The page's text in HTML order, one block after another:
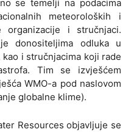
se temelji na podacima
meteoroloških i
organizacije i stručnjaci.
donositeljima odluka u
i stručnjacima koji rade
Tim se izvješćem
WMO-a pod naslovom
globalne klime).
Resources objavljuje se